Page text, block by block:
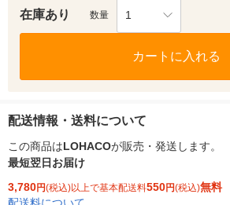
在庫あり 数量 1
カートに入れる
配送情報・送料について
この商品はLOHACOが販売・発送します。
最短翌日お届け
3,780円(税込)以上で基本配送料550円(税込)無料